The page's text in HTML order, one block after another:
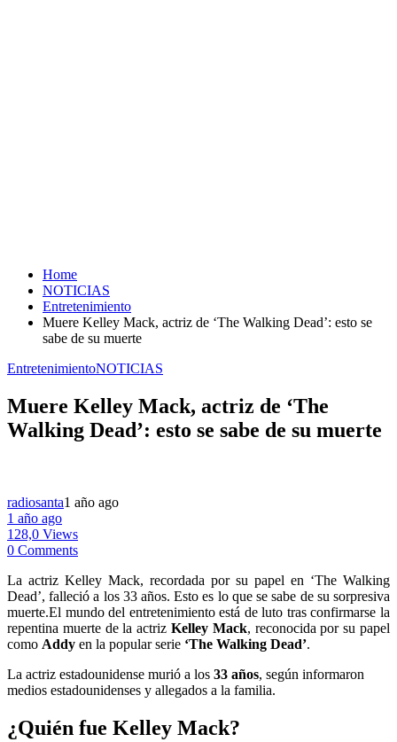
Home
NOTICIAS
Entretenimiento
Muere Kelley Mack, actriz de ‘The Walking Dead’: esto se
sabe de su muerte
EntretenimientoNOTICIAS
Muere Kelley Mack, actriz de ‘The
Walking Dead’: esto se sabe de su muerte
radiosanta1 año ago
1 año ago
128,0 Views
0 Comments
La actriz Kelley Mack, recordada por su papel en ‘The Walking
Dead’, falleció a los 33 años. Esto es lo que se sabe de su sorpresiva
muerte.El mundo del entretenimiento está de luto tras confirmarse la
repentina muerte de la actriz Kelley Mack, reconocida por su papel
como Addy en la popular serie ‘The Walking Dead’.
La actriz estadounidense murió a los 33 años, según informaron
medios estadounidenses y allegados a la familia.
¿Quién fue Kelley Mack?